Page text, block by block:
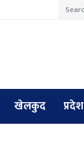
खेलकुद प्रदेश